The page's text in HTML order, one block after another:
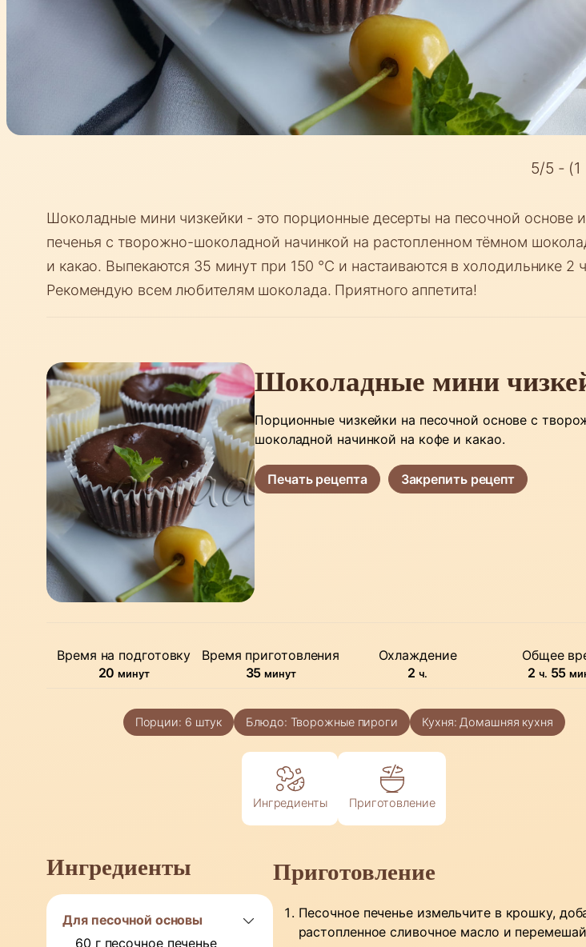
5/5 - (1
Шоколадные мини чизкейки - это порционные десерты на песочной основе
печенья с творожно-шоколадной начинкой на растопленном тёмном
и какао. Выпекаются 35 минут при 150 °C и настаиваются в холодильнике 2
Рекомендую всем любителям шоколада. Приятного аппетита!
Шоколадные мини
Порционные чизкейки на песочной основе с
шоколадной начинкой на кофе и какао.
Печать рецепта Закрепить рецепт
Время на подготовку
20 минуты
минут
Время приготовления
35минуты
минут
Охлаждение
2 часов
ч.
Общее
2часов
ч. 55
Порции: 6 штук Блюдо: Творожные пироги Кухня: Домашняя кухня
Ингредиенты Приготовление
Ингредиенты
Для песочной основы
60 г песочное печенье
Приготовление
Песочное печенье измельчите в крошку,
растопленное сливочное масло и